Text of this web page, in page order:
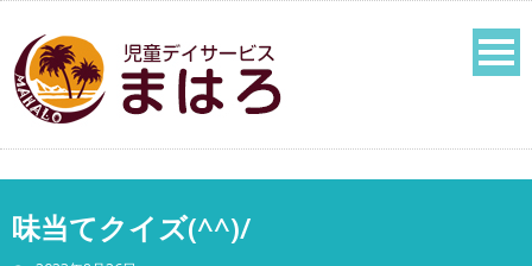
味当てクイズ(^^)/